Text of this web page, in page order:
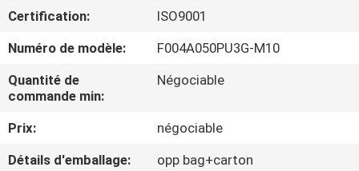
DE
NOUS
VISITE
D'USINE
Certification:
ISO9001
Numéro de modèle:
F004A050PU3G-M10
Quantité de
commande min:
Négociable
Prix:
négociable
Détails d'emballage:
opp bag+carton